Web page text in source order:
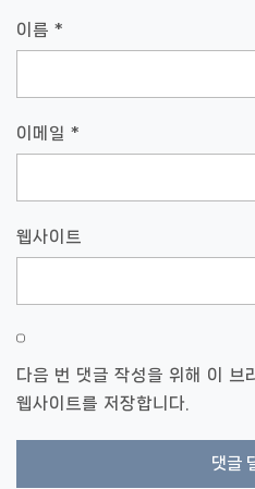
이름 *
이메일 *
웹사이트
다음 번 댓글 작성을 위해 이 브
웹사이트를 저장합니다.